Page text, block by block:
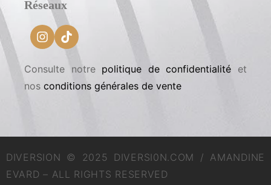
A propos
FAQ
Consulte notrepolitique de confidentialitéet
nosconditions générales de vente